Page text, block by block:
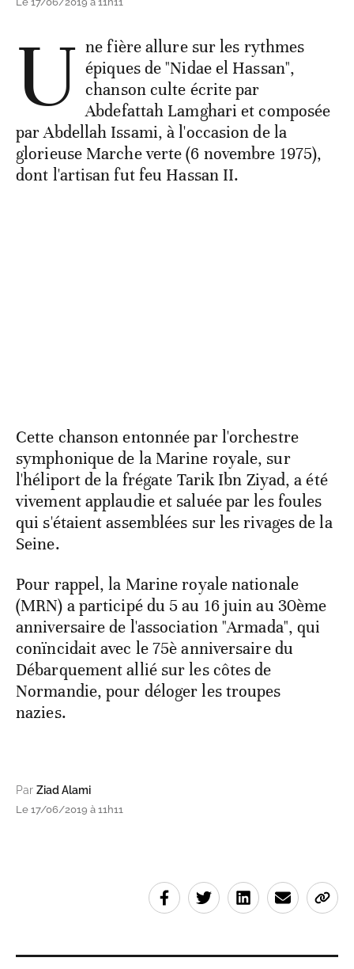
U ne fière allure sur les rythmes
épiques de "Nidae el Hassan",
chanson culte écrite par
Abdefattah Lamghari et composée
par Abdellah Issami, à l'occasion de la
glorieuse Marche verte (6 novembre 1975),
dont l'artisan fut feu Hassan II.
Cette chanson entonnée par l'orchestre
symphonique de la Marine royale, sur
l'héliport de la frégate Tarik Ibn Ziyad, a été
vivement applaudie et saluée par les foules
qui s'étaient assemblées sur les rivages de la
Seine.
Pour rappel, la Marine royale nationale
(MRN) a participé du 5 au 16 juin au 30ème
anniversaire de l'association "Armada", qui
conïncidait avec le 75è anniversaire du
Débarquement allié sur les côtes de
Normandie, pour déloger les troupes
nazies.
Par Ziad Alami
Le 17/06/2019 à 11h11